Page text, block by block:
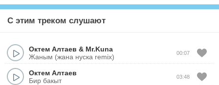
С этим треком слушают
Октем Алтаев & Mr.Kuna
Жаным (жана нуска remix)
00:07
Октем Алтаев
Бир бакыт
03:48